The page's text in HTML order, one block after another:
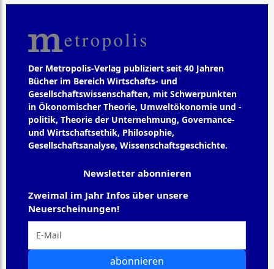
Der Metropolis-Verlag publiziert seit 40 Jahren
Bücher im Bereich Wirtschafts- und
Gesellschaftswissenschaften, mit Schwerpunkten
in Ökonomischer Theorie, Umweltökonomie und -
politik, Theorie der Unternehmung, Governance-
und Wirtschaftsethik, Philosophie,
Gesellschaftsanalyse, Wissenschaftsgeschichte.
Newsletter abonnieren
Zweimal im Jahr Infos über unsere
Neuerscheinungen!
abonnieren